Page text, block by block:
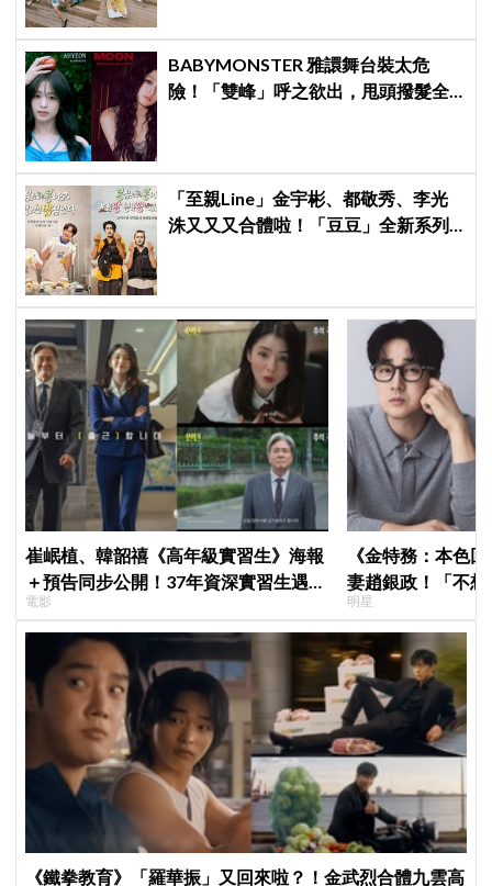
BABYMONSTER 雅譞舞台裝太危
險！「雙峰」呼之欲出，甩頭撥髮全
「至親Line」金宇彬、都敬秀、李光
洙又又又合體啦！「豆豆」全新系列
崔岷植、韓韶禧《高年級實習生》海報
＋預告同步公開！37年資深實習生遇上
美女CEO
電影
《金特務：本色
妻趙銀政！「不
一句話展現滿滿
明星
《鐵拳教育》「羅華振」又回來啦？！金武烈合體九雲高